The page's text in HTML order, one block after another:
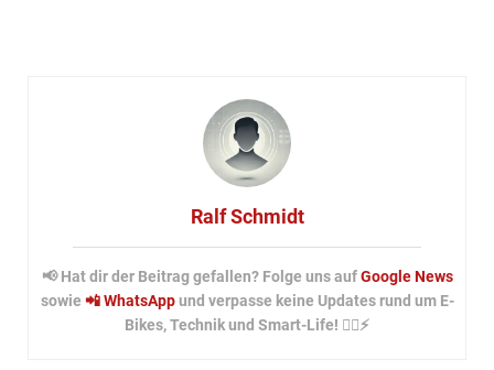
Ralf Schmidt
📢 Hat dir der Beitrag gefallen? Folge uns aufGoogle News
sowie 📲 WhatsAppund verpasse keine Updates rund um E-
Bikes, Technik und Smart-Life! 🚴‍♂️⚡